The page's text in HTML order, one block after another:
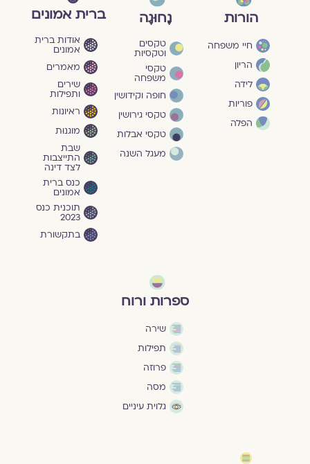
הורות
חיי משפחה
הריון
לידה
פוריות
הפלה
נָחוּגָה
טקסים
וטקסיות
טקסי
משפחה
חופה וקידושין
טקסי גירושין
טקסי אבלות
מעגל השנה
ברית אמונים
אודות ברית
אמונים
מאמרים
שירים
ותפילות
ראיונות
מוגנוּת
שבת
התייצבות
לצד דינה
כנס ברית
אמונים
תוכנית כנס
2023
בתקשורת
ספרות ורוח
שירה
תפילות
פרוזה
מסה
גלוית עיניים